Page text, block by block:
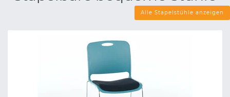
Alle Stapelstühle anzeigen